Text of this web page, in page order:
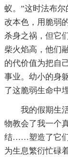
蚁。”这时法布
改本色，用脆弱
杀身之祸，但它
柴火焰高，他们
的代价值为把自
事业。幼小的身
了这脆弱生命中
我的假期生
物教会了我一个
结……塑造了它们
为生息繁衍忙碌